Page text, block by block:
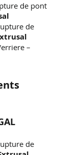
de pont
de
–
de